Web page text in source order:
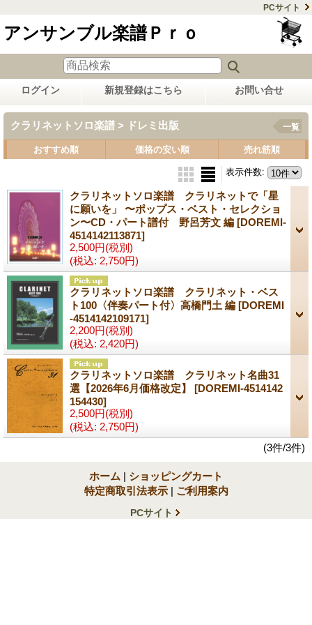
PCサイト
アンサンブル楽譜Ｐｒｏ
ログイン 新規登録はこちら お問い合せ
クラリネットソロ楽譜 > ドレミ出版 一覧
おすすめ順 価格の安い順 売れ筋順
表示件数:
クラリネットソロ楽譜 クラリネットで「星
に願いを」 〜ポップス・ベスト・セレクショ
ン〜CD・パート譜付 野呂芳文 編 [DOREMI-
4514142113871]
2,500円(税別)
(税込: 2,750円)
クラリネットソロ楽譜 クラリネット・ベス
ト100〈伴奏パート付〉高橋門土 編 [DOREMI
-4514142109171]
2,200円(税別)
(税込: 2,420円)
クラリネットソロ楽譜 クラリネット名曲31
選【2026年6月価格改定】 [DOREMI-4514142
154430]
2,500円(税別)
(税込: 2,750円)
(3件/3件)
ホーム | ショッピングカート
特定商取引法表示 | ご利用案内
PCサイト